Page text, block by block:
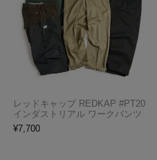
レッドキャップ REDKAP #PT20
インダストリアル ワークパンツ
¥7,700